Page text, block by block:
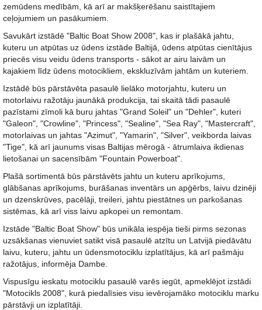
zemūdens medībām, kā arī ar makšķerēšanu saistītajiem
ceļojumiem un pasākumiem.
Savukārt izstādē "Baltic Boat Show 2008", kas ir plašākā jahtu,
kuteru un atpūtas uz ūdens izstāde Baltijā, ūdens atpūtas cienītājus
priecēs visu veidu ūdens transports - sākot ar airu laivām un
kajakiem līdz ūdens motocikliem, ekskluzīvām jahtām un kuteriem.
Izstādē būs pārstāvēta pasaulē lielāko motorjahtu, kuteru un
motorlaivu ražotāju jaunākā produkcija, tai skaitā tādi pasaulē
pazīstami zīmoli kā buru jahtas "Grand Soleil" un "Dehler", kuteri
"Galeon", "Crowline", "Princess", "Sealine", "Sea Ray", "Mastercraft",
motorlaivas un jahtas "Azimut", "Yamarin", "Silver", veikborda laivas
"Tige", kā arī jaunums visas Baltijas mērogā - ātrumlaiva ikdienas
lietošanai un sacensībām "Fountain Powerboat".
Plašā sortimentā būs pārstāvēts jahtu un kuteru aprīkojums,
glābšanas aprīkojums, burāšanas inventārs un apģērbs, laivu dzinēji
un dzenskrūves, pacēlāji, treileri, jahtu piestātnes un parkošanas
sistēmas, kā arī viss laivu apkopei un remontam.
Izstāde "Baltic Boat Show" būs unikāla iespēja tieši pirms sezonas
uzsākšanas vienuviet satikt visā pasaulē atzītu un Latvijā piedāvātu
laivu, kuteru, jahtu un ūdensmotociklu izplatītājus, kā arī pašmāju
ražotājus, informēja Dambe.
Vispusīgu ieskatu motociklu pasaulē varēs iegūt, apmeklējot izstādi
"Motocikls 2008", kurā piedalīsies visu ievērojamāko motociklu marku
pārstāvji un izplatītāji.